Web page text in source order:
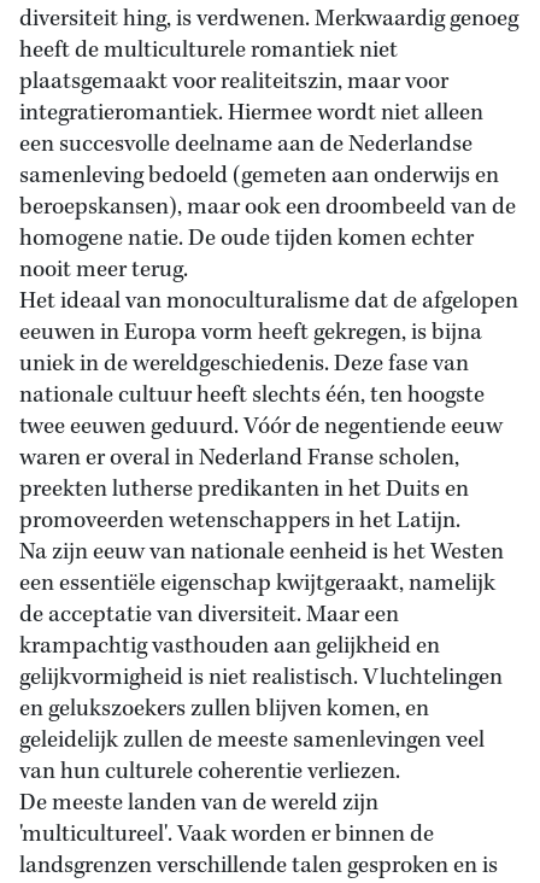
diversiteit hing, is verdwenen. Merkwaardig genoeg
heeft de multiculturele romantiek niet
plaatsgemaakt voor realiteitszin, maar voor
integratieromantiek. Hiermee wordt niet alleen
een succesvolle deelname aan de Nederlandse
samenleving bedoeld (gemeten aan onderwijs en
beroepskansen), maar ook een droombeeld van de
homogene natie. De oude tijden komen echter
nooit meer terug.
Het ideaal van monoculturalisme dat de afgelopen
eeuwen in Europa vorm heeft gekregen, is bijna
uniek in de wereldgeschiedenis. Deze fase van
nationale cultuur heeft slechts één, ten hoogste
twee eeuwen geduurd. Vóór de negentiende eeuw
waren er overal in Nederland Franse scholen,
preekten lutherse predikanten in het Duits en
promoveerden wetenschappers in het Latijn.
Na zijn eeuw van nationale eenheid is het Westen
een essentiële eigenschap kwijtgeraakt, namelijk
de acceptatie van diversiteit. Maar een
krampachtig vasthouden aan gelijkheid en
gelijkvormigheid is niet realistisch. Vluchtelingen
en gelukszoekers zullen blijven komen, en
geleidelijk zullen de meeste samenlevingen veel
van hun culturele coherentie verliezen.
De meeste landen van de wereld zijn
'multicultureel'. Vaak worden er binnen de
landsgrenzen verschillende talen gesproken en is